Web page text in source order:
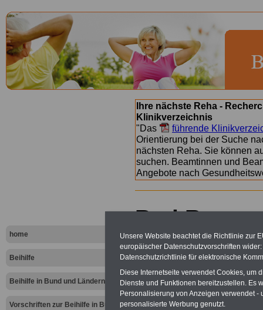
home
Beihilfe
Beihilfe in Bund und Ländern
Vorschriften zur Beihilfe in Bund
Ihre nächste Reha -
Klinikverzeichnis
"Das
führende
Orientierung bei der Suche
nächsten Reha. Sie können
suchen. Beamtinnen und
Angebote nach
Bad
Rosentrittklinik
Salinenstr. 28
Unsere Website beachtet die Richtlinie zur
europäischer Datenschutzvorschriften
Datenschutzrichtlinie für elektronische
Diese Internetseite verwendet Cookies, um
Dienste und Funktionen bereitzustellen. Es
Personalisierung von Anzeigen verwendet
personalisierte Werbung genutzt.